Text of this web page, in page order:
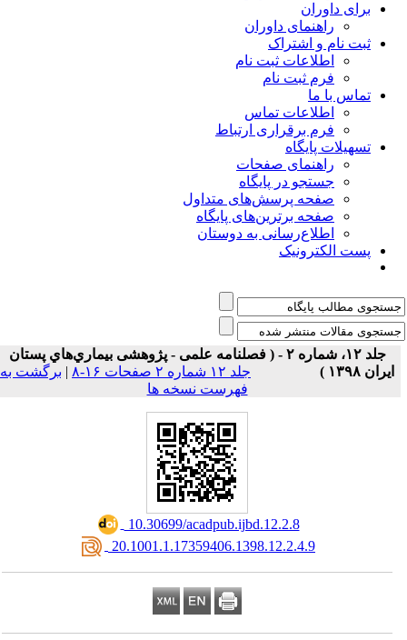
برای داوران
راهنمای داوران
ثبت نام و اشتراک
اطلاعات ثبت نام
فرم ثبت نام
تماس با ما
اطلاعات تماس
فرم برقراری ارتباط
تسهیلات پایگاه
راهنمای صفحات
جستجو در پایگاه
صفحه پرسش‌های متداول
صفحه برترین‌های پایگاه
اطلاع‌رسانی به دوستان
پست الکترونیک
جلد ۱۲، شماره ۲ - ( فصلنامه علمی - پژوهشی بيماري‌هاي پستان
ايران ۱۳۹۸ )
جلد ۱۲ شماره ۲ صفحات ۱۶-۸ | برگشت به
فهرست نسخه ها
‎ 10.30699/acadpub.ijbd.12.2.8
‎ 20.1001.1.17359406.1398.12.2.4.9